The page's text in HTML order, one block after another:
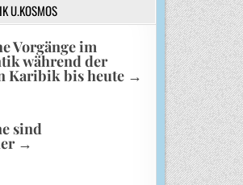
U.KOSMOS
Vorgänge im
während der
Karibik bis heute →
sind
→